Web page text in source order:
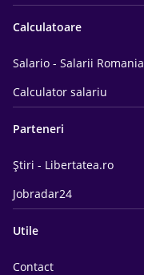
Calculatoare
Salario - Salarii Romania
Calculator salariu
Parteneri
Știri - Libertatea.ro
Jobradar24
Utile
Contact